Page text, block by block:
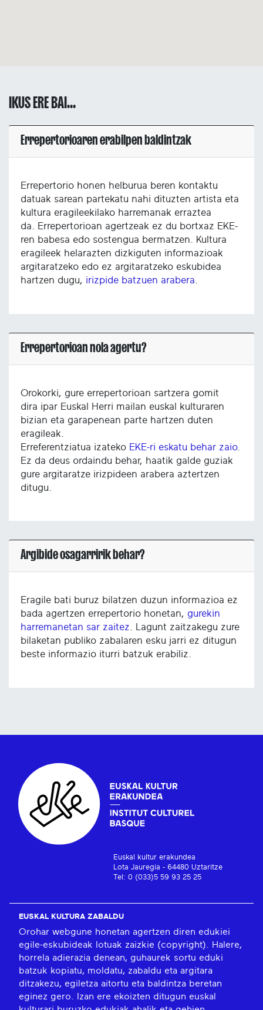
IKUS ERE BAI...
Errepertorioaren erabilpen baldintzak
Errepertorio honen helburua beren kontaktu
datuak sarean partekatu nahi dituzten artista eta
kultura eragileekilako harremanak erraztea
da. Errepertorioan agertzeak ez du bortxaz EKE-
ren babesa edo sostengua bermatzen. Kultura
eragileek helarazten dizkiguten informazioak
argitaratzeko edo ez argitaratzeko eskubidea
hartzen dugu, irizpide batzuen arabera
Errepertorioan nola agertu?
Orokorki, gure errepertorioan sartzera gomit
dira ipar Euskal Herri mailan euskal kulturaren
bizian eta garapenean parte hartzen duten
eragileak.
Erreferentziatua izateko EKE-ri eskatu behar zaio.
Ez da deus ordaindu behar, haatik galde guziak
gure argitaratze irizpideen arabera aztertzen
ditugu.
Argibide osagarririk behar?
Eragile bati buruz bilatzen duzun informazioa ez
bada agertzen errepertorio honetan, gurekin
harremanetan sar zaitez . Lagunt zaitzakegu zure
bilaketan publiko zabalaren esku jarri ez ditugun
beste informazio iturri batzuk erabiliz.
Euskal kultur erakundea
Lota Jauregia - 64480 Uztaritze
Tel: 0 (033)5 59 93 25 25
EUSKAL KULTURA ZABALDU
Orohar webgune honetan agertzen diren edukiei
egile-eskubideak lotuak zaizkie (copyright). Halere,
horrela adierazia denean, guhaurek sortu eduki
batzuk kopiatu, moldatu, zabaldu eta argitara
ditzakezu, egiletza aitortu eta baldintza beretan
eginez gero. Izan ere ekoizten ditugun euskal